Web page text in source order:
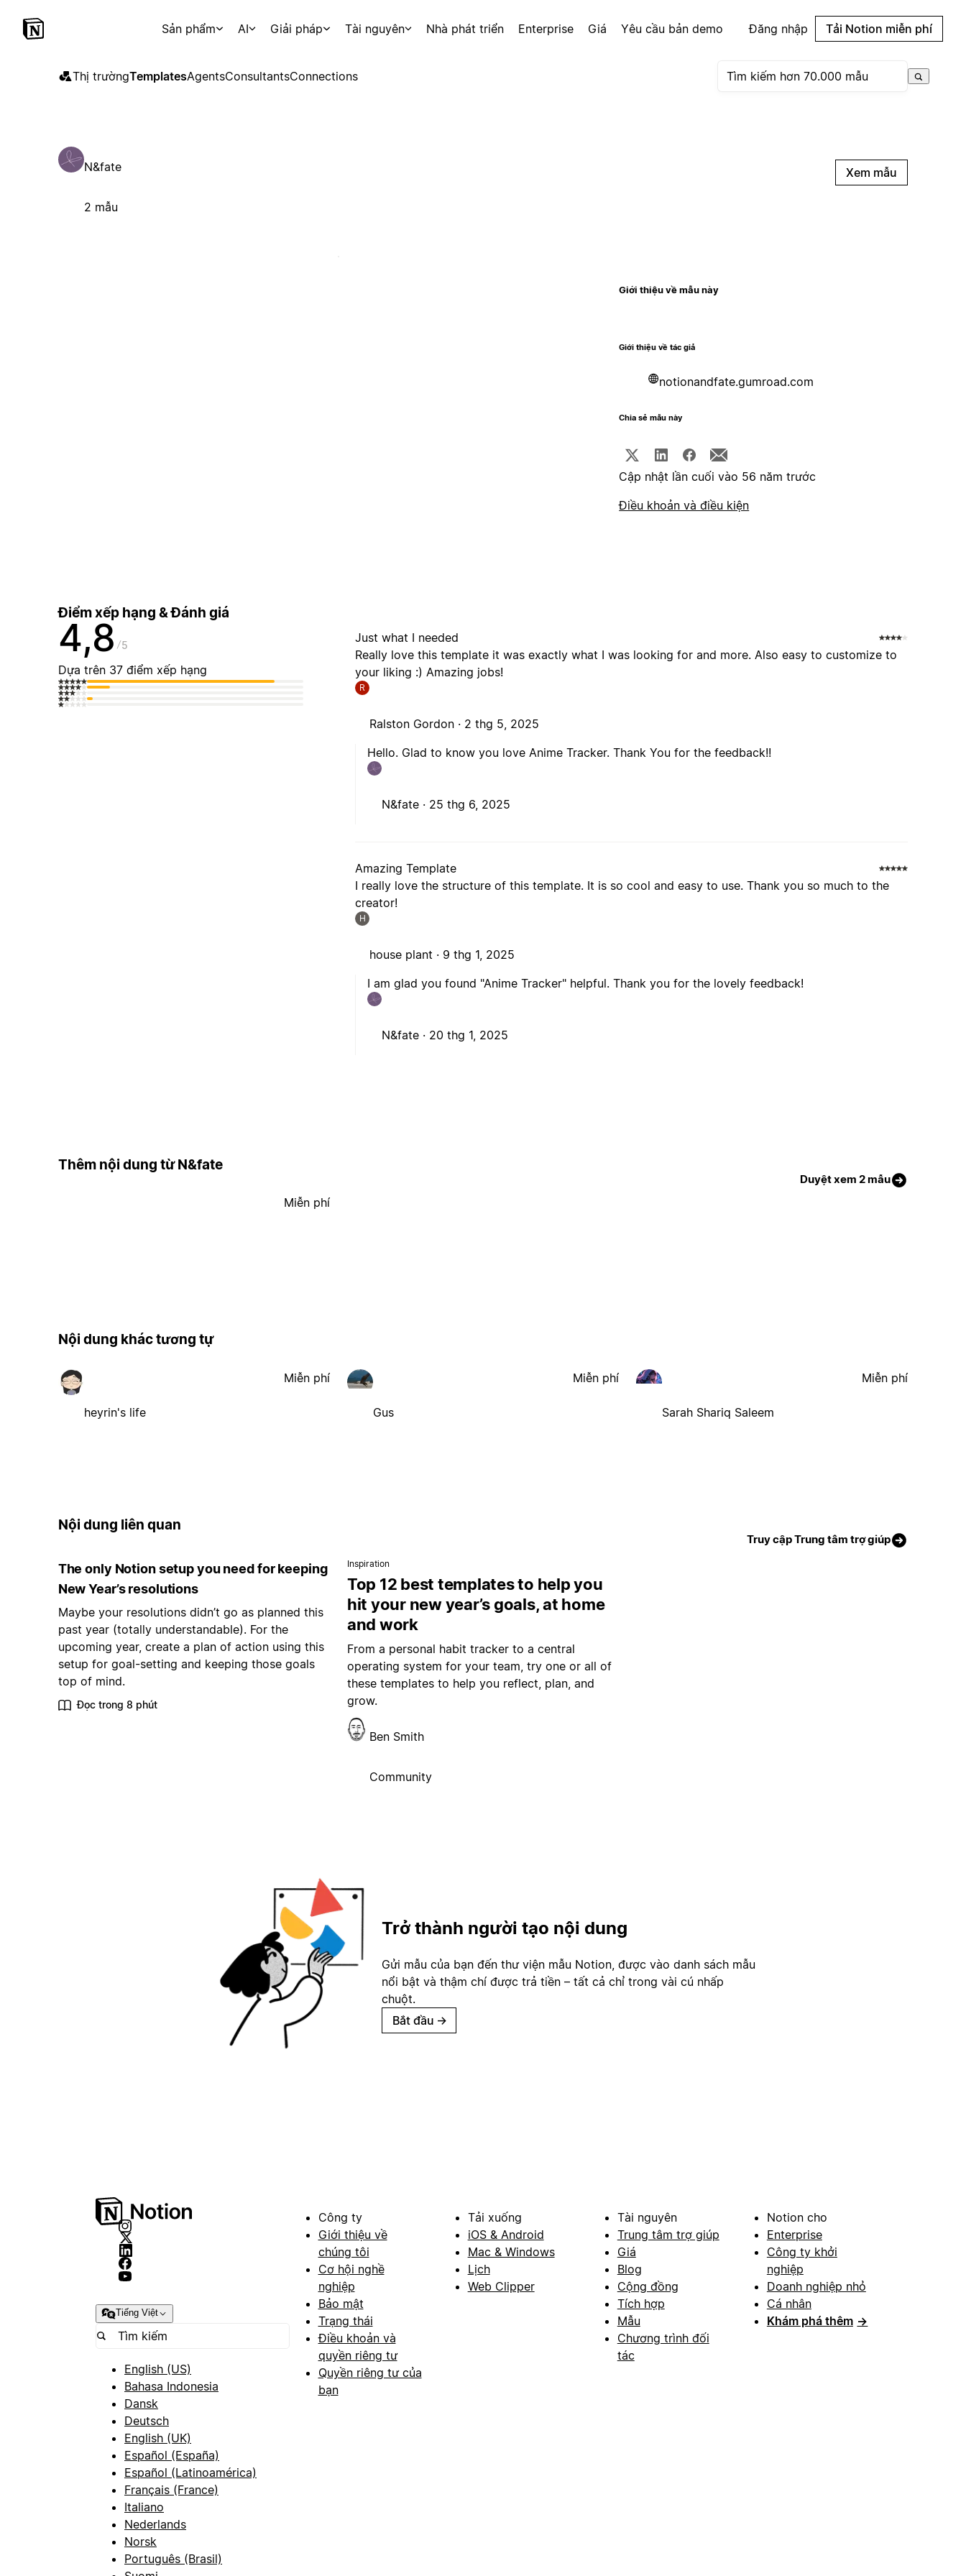
Sản phẩm AI Giải pháp Tài nguyên Nhà phát triển Enterprise Giá Yêu cầu bản demo Đăng nhập Tải Notion miễn phí
Thị trườngTemplatesAgentsConsultantsConnections
N&fate
2 mẫu
Xem mẫu
Giới thiệu về mẫu này
Giới thiệu về tác giả
notionandfate.gumroad.com
Chia sẻ mẫu này
Cập nhật lần cuối vào 56 năm trước
Điều khoản và điều kiện
Điểm xếp hạng & Đánh giá
4,8 5
Dựa trên 37 điểm xếp hạng
Just what I needed
Really love this template it was exactly what I was looking for and more. Also easy to customize to
your liking :) Amazing jobs!
R
Ralston Gordon · 2 thg 5, 2025
Hello. Glad to know you love Anime Tracker. Thank You for the feedback!!
N&fate · 25 thg 6, 2025
Amazing Template
I really love the structure of this template. It is so cool and easy to use. Thank you so much to the
creator!
H
house plant · 9 thg 1, 2025
I am glad you found "Anime Tracker" helpful. Thank you for the lovely feedback!
N&fate · 20 thg 1, 2025
Thêm nội dung từ N&fate
Duyệt xem 2 mẫu
Miễn phí
Nội dung khác tương tự
heyrin's life
Miễn phí
Gus
Miễn phí
Sarah Shariq Saleem
Miễn phí
Nội dung liên quan
Truy cập Trung tâm trợ giúp
The only Notion setup you need for keeping
New Year’s resolutions
Maybe your resolutions didn’t go as planned this
past year (totally understandable). For the
upcoming year, create a plan of action using this
setup for goal-setting and keeping those goals
top of mind.
Đọc trong 8 phút
Inspiration
Top 12 best templates to help you
hit your new year’s goals, at home
and work
From a personal habit tracker to a central
operating system for your team, try one or all of
these templates to help you reflect, plan, and
grow.
Ben Smith
Community
Trở thành người tạo nội dung
Gửi mẫu của bạn đến thư viện mẫu Notion, được vào danh sách mẫu
nổi bật và thậm chí được trả tiền – tất cả chỉ trong vài cú nhấp
chuột.
Bắt đầu →
Tiếng Việt
English (US)
Bahasa Indonesia
Dansk
Deutsch
English (UK)
Español (España)
Español (Latinoamérica)
Français (France)
Italiano
Nederlands
Norsk
Português (Brasil)
Công ty
Giới thiệu về
chúng tôi
Cơ hội nghề
nghiệp
Bảo mật
Trạng thái
Điều khoản và
quyền riêng tư
Quyền riêng tư của
bạn
Tải xuống
iOS & Android
Mac & Windows
Lịch
Web Clipper
Tài nguyên
Trung tâm trợ giúp
Giá
Blog
Cộng đồng
Tích hợp
Mẫu
Chương trình đối
tác
Notion cho
Enterprise
Công ty khởi
nghiệp
Doanh nghiệp nhỏ
Cá nhân
Khám phá thêm →